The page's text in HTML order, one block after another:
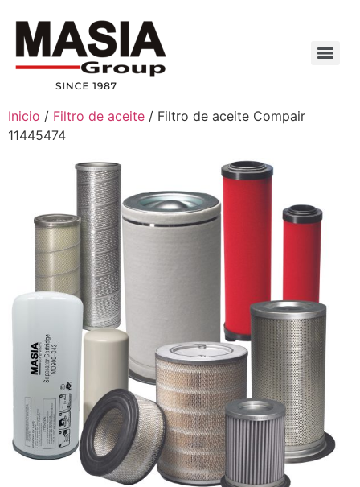
Inicio / Filtro de aceite / Filtro de aceite Compair
11445474